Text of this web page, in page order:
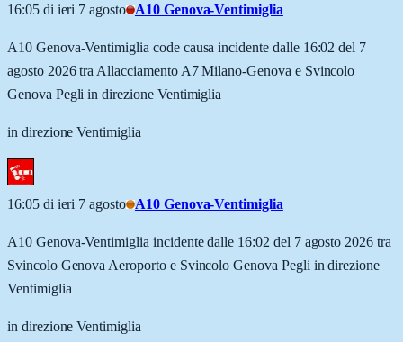
16:05 di ieri 7 agosto A10 Genova-Ventimiglia
A10 Genova-Ventimiglia code causa incidente dalle 16:02 del 7
agosto 2026 tra Allacciamento A7 Milano-Genova e Svincolo
Genova Pegli in direzione Ventimiglia
in direzione Ventimiglia
16:05 di ieri 7 agosto A10 Genova-Ventimiglia
A10 Genova-Ventimiglia incidente dalle 16:02 del 7 agosto 2026 tra
Svincolo Genova Aeroporto e Svincolo Genova Pegli in direzione
Ventimiglia
in direzione Ventimiglia